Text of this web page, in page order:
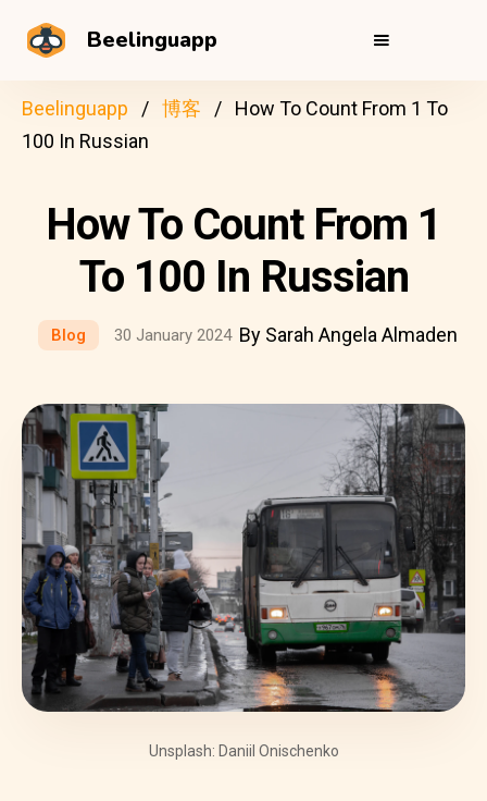
Beelinguapp
Beelinguapp 博客
How To Count From 1 To
100 In Russian
How To Count From 1
To 100 In Russian
Blog 30 January 2024 By Sarah Angela Almaden
Unsplash: Daniil Onischenko